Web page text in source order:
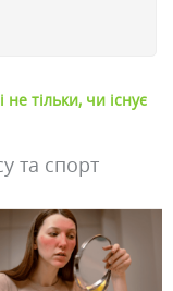
тільки, чи існує
та спорт